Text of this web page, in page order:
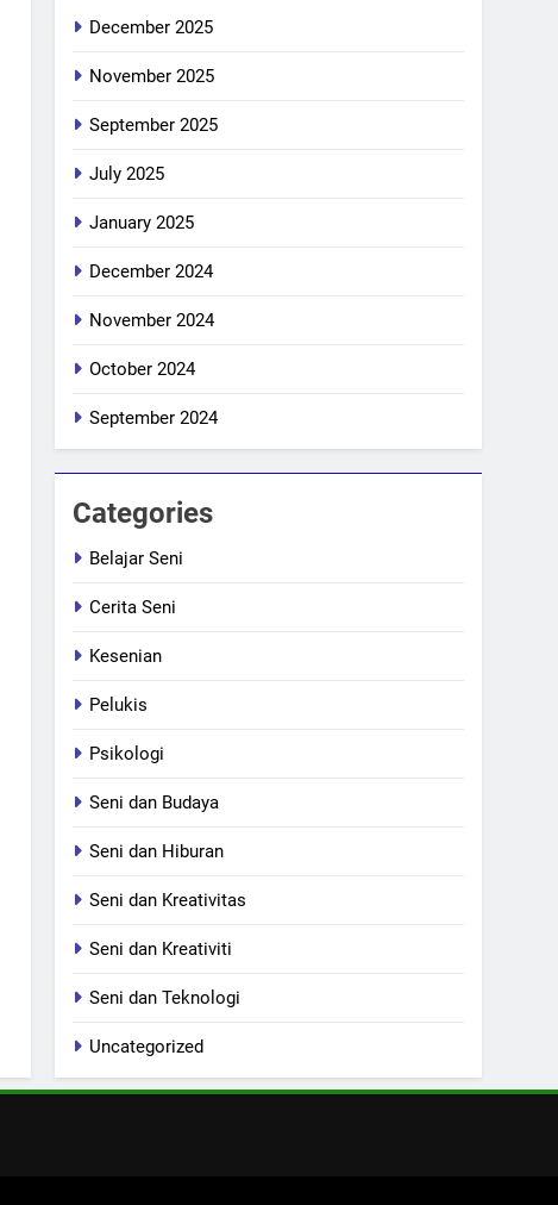
December 2025
November 2025
September 2025
July 2025
January 2025
December 2024
November 2024
October 2024
September 2024
Categories
Belajar Seni
Cerita Seni
Kesenian
Pelukis
Psikologi
Seni dan Budaya
Seni dan Hiburan
Seni dan Kreativitas
Seni dan Kreativiti
Seni dan Teknologi
Uncategorized